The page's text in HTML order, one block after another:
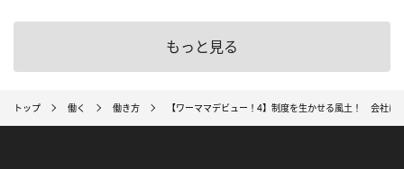
もっと見る
トップ 働く 働き方 【ワーママデビュー！4】制度を生かせる風土！ 会社